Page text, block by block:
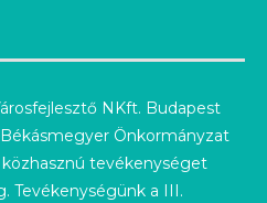
NKft. Budapest
Önkormányzat
közhasznú tevékenységet
Tevékenységünk a III.